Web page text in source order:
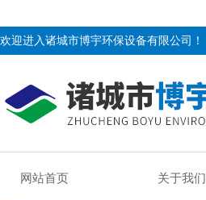
欢迎进入诸城市博宇环保设备有限公司！
网站首页 关于我们